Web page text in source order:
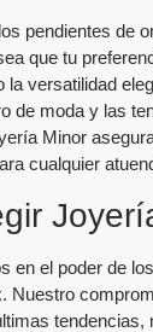
pendientes de
que tu
versatilidad
de moda y las
Minor
cualquier
en el poder de
Nuestro
tendencias,